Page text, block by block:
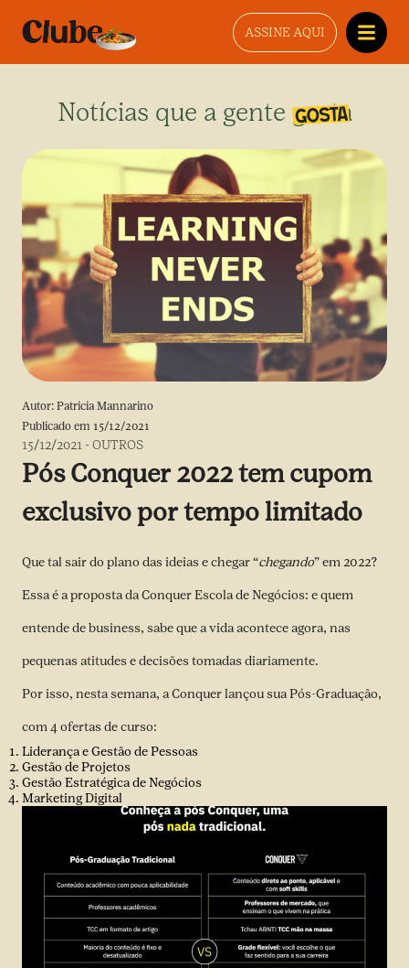
ASSINE AQUI
Notícias que a gente gosta
Autor: Patricia Mannarino
Publicado em 15/12/2021
15/12/2021 -OUTROS
Pós Conquer 2022 tem cupom
exclusivo por tempo limitado
Que tal sair do plano das ideias e chegar “chegando” em 2022?
Essa é a proposta daConquer Escola de Negócios: e quem
entende de business, sabe que a vida acontece agora, nas
pequenas atitudes e decisões tomadas diariamente.
Por isso, nesta semana, a Conquer lançou sua Pós-Graduação,
com 4 ofertas de curso:
Liderança e Gestão de Pessoas
Gestão de Projetos
Gestão Estratégica de Negócios
Marketing Digital